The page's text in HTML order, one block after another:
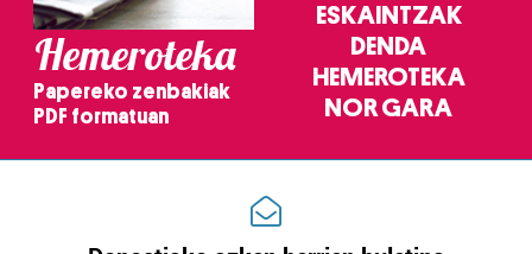
Hemeroteka
Papereko zenbakiak
PDF formatuan
ESKAINTZAK
DENDA
HEMEROTEKA
NOR GARA